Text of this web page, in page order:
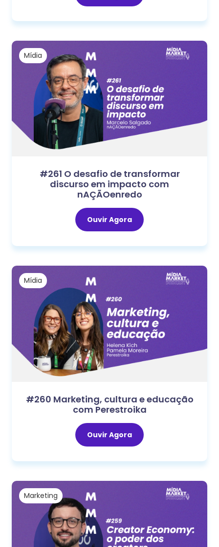
Mídia
#261 O desafio de transformar
discurso em impacto com
nAÇÃOenredo
Ouvir Agora
Mídia
#260 Marketing, cultura e educação
com Perestroika
Ouvir Agora
Marketing